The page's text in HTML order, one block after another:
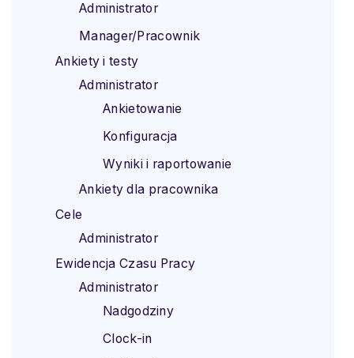
Administrator
Manager/Pracownik
Ankiety i testy
Administrator
Ankietowanie
Konfiguracja
Wyniki i raportowanie
Ankiety dla pracownika
Cele
Administrator
Ewidencja Czasu Pracy
Administrator
Nadgodziny
Clock-in